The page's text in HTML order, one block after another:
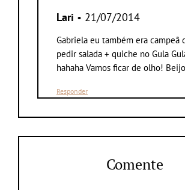
Lari • 21/07/2014
Gabriela eu também era campeã
pedir salada + quiche no Gula
hahaha Vamos ficar de olho!
Responder
Comente